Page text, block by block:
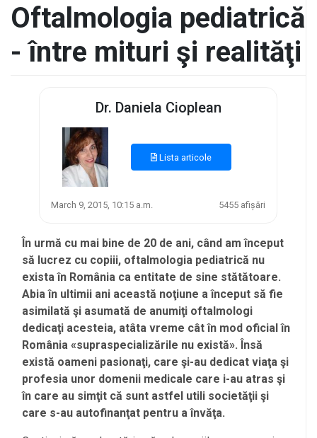
Oftalmologia pediatrică
- între mituri şi realităţi
Dr. Daniela Cioplean
Lista articole
March 9, 2015, 10:15 a.m. 5455 afișări
În urmă cu mai bine de 20 de ani, când am început
să lucrez cu copiii, oftalmologia pediatrică nu
exista în România ca entitate de sine stătătoare.
Abia în ultimii ani această noţiune a început să fie
asimilată şi asumată de anumiţi oftalmologi
dedicaţi acesteia, atâta vreme cât în mod oficial în
România «supraspecializările nu există». Însă
există oameni pasionaţi, care şi-au dedicat viaţa şi
profesia unor domenii medicale care i-au atras şi
în care au simţit că sunt astfel utili societăţii şi
care s-au autofinanţat pentru a învăţa.